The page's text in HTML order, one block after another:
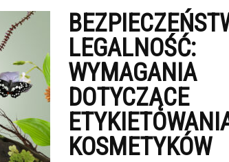
LEGALNOŚĆ:
WYMAGANIA
DOTYCZĄCE
KOSMETYKÓW